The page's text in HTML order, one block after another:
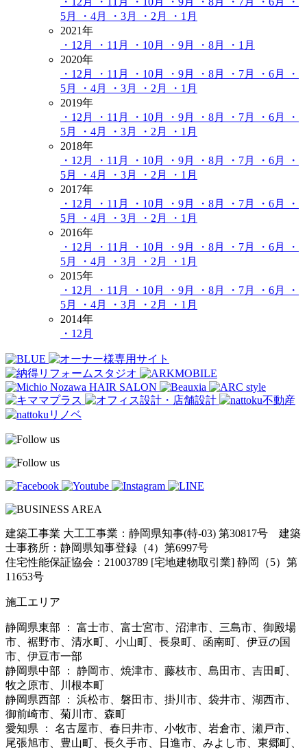
5月
・4月 ・3月 ・2月
・1月
2021年
・12月
・11月 ・10月 ・9月 ・8月
・1月
2020年
・12月
・11月 ・10月 ・9月 ・8月 ・7月 ・6月
・
5月
・4月 ・3月 ・2月
・1月
2019年
・12月
・11月 ・10月 ・9月 ・8月 ・7月 ・6月
・
5月
・4月 ・3月 ・2月
・1月
2018年
・12月
・11月 ・10月 ・9月 ・8月 ・7月 ・6月
・
5月
・4月 ・3月 ・2月
・1月
2017年
・12月
・11月 ・10月 ・9月 ・8月 ・7月 ・6月
・
5月
・4月 ・3月 ・2月
・1月
2016年
・12月
・11月 ・10月 ・9月 ・8月 ・7月 ・6月
・
5月
・4月 ・3月 ・2月
・1月
2015年
・12月
・11月 ・10月 ・9月 ・8月 ・7月 ・6月
・
5月
・4月 ・3月 ・2月
・1月
2014年
・12月
建築工事業 大工工事業：静岡県知事(特-03) 第30817号 建築
士事務所：静岡県知事登録（4）第6997号
住宅性能保証協会：21003789 [宅地建物取引業] 静岡（5）第
11653号
施工エリア
静岡県東部 ： 富士市、富士宮市、沼津市、三島市、御殿場
市、裾野市、清水町、小山町、長泉町、函南町、伊豆の国
市、伊豆市一部
静岡県中部 ： 静岡市、焼津市、藤枝市、島田市、吉田町、
牧之原市、川根本町
静岡県西部 ： 浜松市、磐田市、掛川市、袋井市、湖西市、
御前崎市、菊川市、森町
愛知県 ： 名古屋市、春日井市、小牧市、岩倉市、瀬戸市、
尾張旭市、豊山町、長久手市、日進市、みよし市、東郷町、